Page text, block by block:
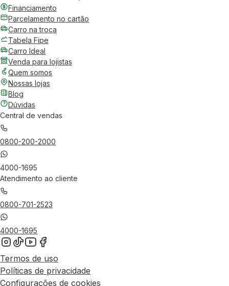
Financiamento
Parcelamento no cartão
Carro na troca
Tabela Fipe
Carro Ideal
Venda para lojistas
Quem somos
Nossas lojas
Blog
Dúvidas
Central de vendas
0800-200-2000
4000-1695
Atendimento ao cliente
0800-701-2523
4000-1695
Termos de uso
Políticas de privacidade
Configurações de cookies